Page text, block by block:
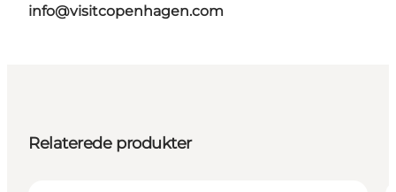
info@visitcopenhagen.com
Relaterede produkter